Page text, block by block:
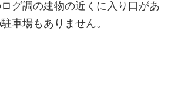
グ調の建物の近くに入り口があ
車場もありません。